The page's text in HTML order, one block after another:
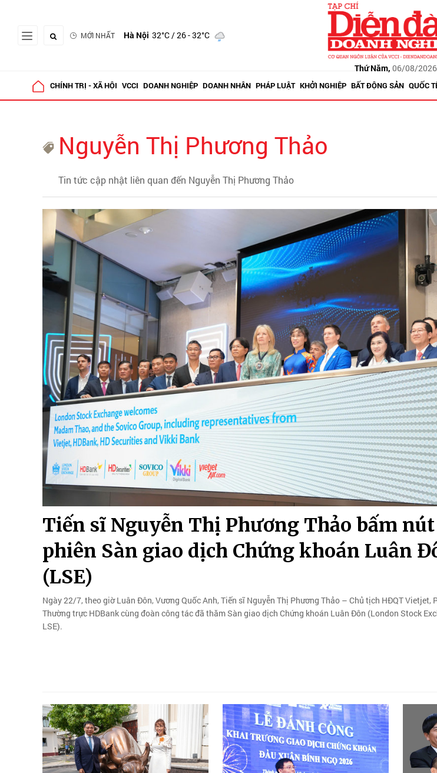
MỚI NHẤT Hà Nội 32°C/ 26 - 32°C
Thứ Năm, 06/08/2026
CHÍNH TRỊ - XÃ HỘI VCCI DOANH NGHIỆP DOANH NHÂN PHÁP LUẬT KHỞI NGHIỆP BẤT ĐỘNG SẢN QUỐC
Nguyễn Thị Phương Thảo
Tin tức cập nhật liên quan đến Nguyễn Thị Phương Thảo
Tiến sĩ Nguyễn Thị Phương Thảo bấm
phiên Sàn giao dịch Chứng khoán Luân
(LSE)
Ngày 22/7, theo giờ Luân Đôn, Vương Quốc Anh, Tiến sĩ Nguyễn Thị Phương Thảo – Chủ tịch HĐQT Vietjet,
Thường trực HDBank cùng đoàn công tác đã thăm Sàn giao dịch Chứng khoán Luân Đôn (London Stock
LSE).